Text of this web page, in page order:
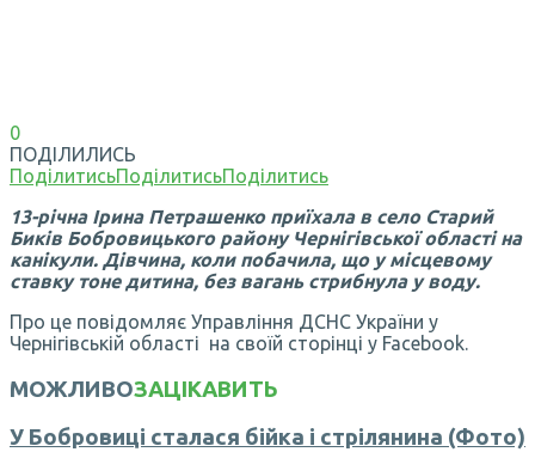
0
ПОДІЛИЛИСЬ
ПоділитисьПоділитисьПоділитись
13-річна Ірина Петрашенко приїхала в село Старий
Биків Бобровицького району Чернігівської області на
канікули. Дівчина, коли побачила, що у місцевому
ставку тоне дитина, без вагань стрибнула у воду.
Про це повідомляє Управління ДСНС України у
Чернігівській області на своїй сторінці у Facebook.
МОЖЛИВОЗАЦІКАВИТЬ
У Бобровиці сталася бійка і стрілянина (Фото)